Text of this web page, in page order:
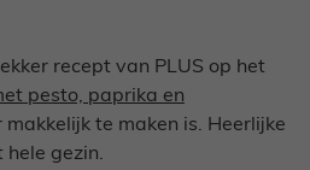
recept van PLUS op het
pesto, paprika en
makkelijk te maken is. Heerlijke
gezin.